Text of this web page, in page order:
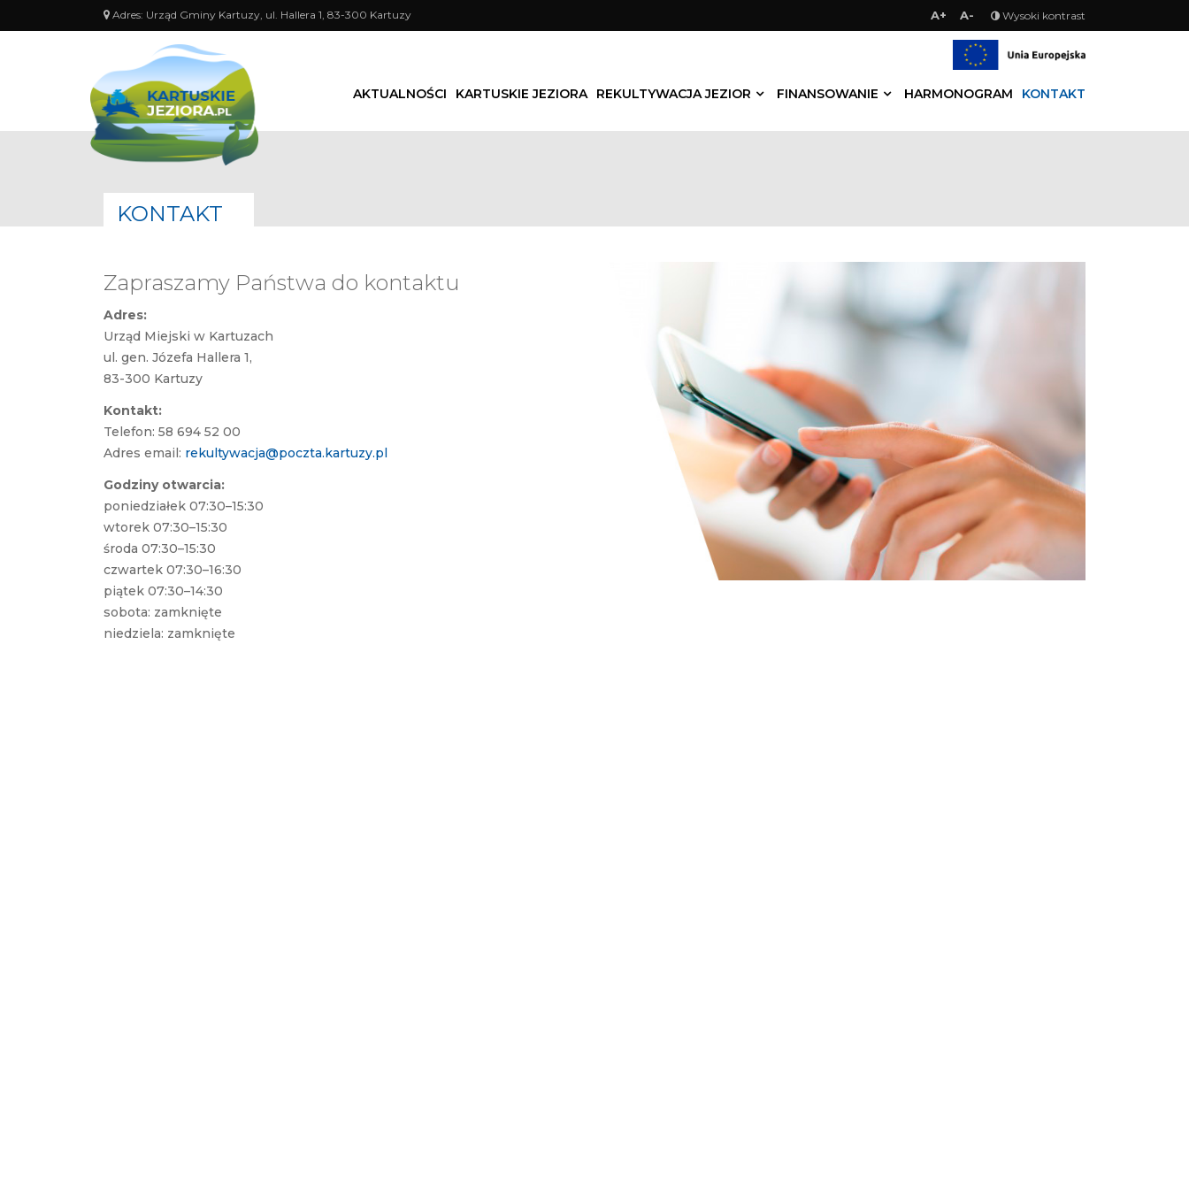
Adres: Urząd Gminy Kartuzy, ul. Hallera 1, 83-300 Kartuzy A+ A- Wysoki kontrast
AKTUALNOŚCI KARTUSKIE JEZIORA REKULTYWACJA JEZIOR
chemicznymi
Filmy z realizacji projektu
FINANSOWANIE HARMONOGRAM KONTAKT
KONTAKT
Zapraszamy Państwa do kontaktu
Adres:
Urząd Miejski w Kartuzach
ul. gen. Józefa Hallera 1,
83-300 Kartuzy
Kontakt:
Telefon: 58 694 52 00
Adres email: rekultywacja@poczta.kartuzy.pl
Godziny otwarcia:
poniedziałek 07:30–15:30
wtorek 07:30–15:30
środa 07:30–15:30
czwartek 07:30–16:30
piątek 07:30–14:30
sobota: zamknięte
niedziela: zamknięte